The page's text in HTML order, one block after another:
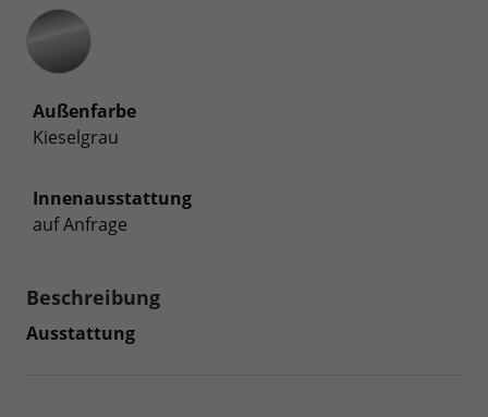
Außenfarbe
Kieselgrau
Innenausstattung
auf Anfrage
Beschreibung
Ausstattung